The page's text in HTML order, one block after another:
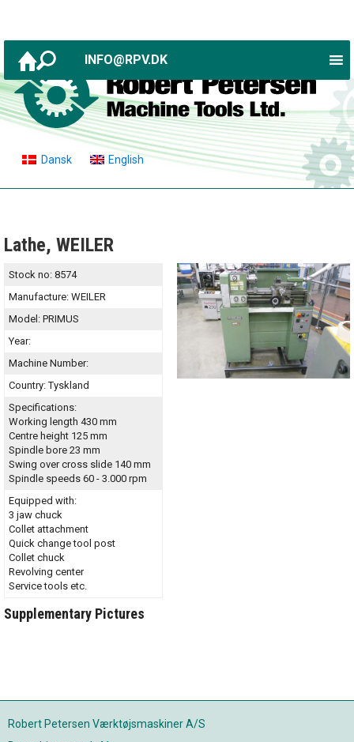
Dansk English
INFO@RPV.DK
Lathe, WEILER
Stock no: 8574
Manufacture: WEILER
Model: PRIMUS
Year:
Machine Number:
Country:Tyskland
Specifications:
Working length 430 mm
Centre height 125 mm
Spindle bore 23 mm
Swing over cross slide 140 mm
Spindle speeds 60 - 3.000 rpm
Equipped with:
3 jaw chuck
Collet attachment
Quick change tool post
Collet chuck
Revolving center
Service tools etc.
Supplementary Pictures
Robert Petersen Værktøjsmaskiner A/S